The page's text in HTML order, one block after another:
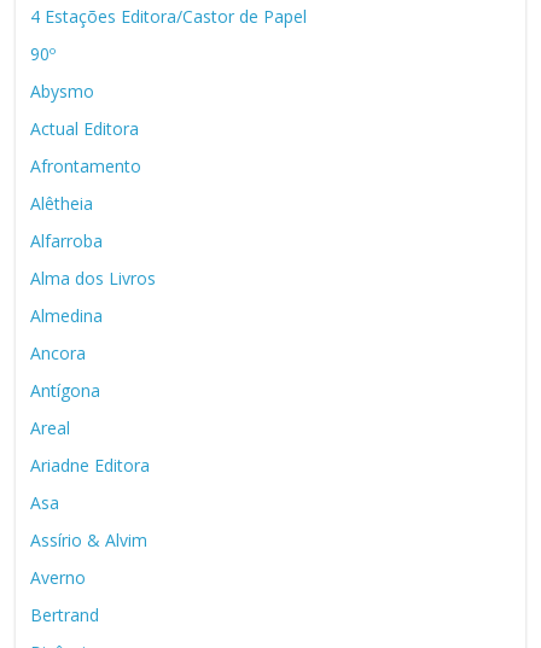
4 Estações Editora/Castor de Papel
90º
Abysmo
Actual Editora
Afrontamento
Alêtheia
Alfarroba
Alma dos Livros
Almedina
Ancora
Antígona
Areal
Ariadne Editora
Asa
Assírio & Alvim
Averno
Bertrand